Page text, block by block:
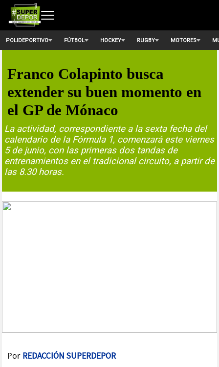
POLIDEPORTIVO FÚTBOL HOCKEY RUGBY MOTORES
Franco Colapinto busca
extender su buen momento en
el GP de Mónaco
La actividad, correspondiente a la sexta fecha del
calendario de la Fórmula 1, comenzará este viernes
5 de junio, con las primeras dos tandas de
entrenamientos en el tradicional circuito, a partir de
las 8.30 horas.
Por REDACCIÓN SUPERDEPOR